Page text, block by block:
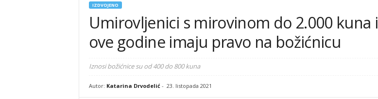
IZDVOJENO
Umirovljenici s mirovinom do 2.000 kuna i
ove godine imaju pravo na božićnicu
Iznosi božićnice su od 400 do 800 kuna
Autor: Katarina Drvodelić- 23. listopada 2021